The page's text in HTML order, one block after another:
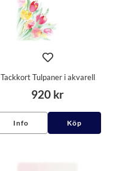
Tackkort Tulpaner i akvarell
920 kr
Info Köp